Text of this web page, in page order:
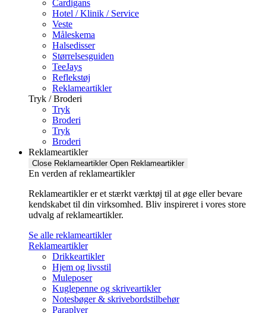
Cardigans
Hotel / Klinik / Service
Veste
Måleskema
Halsedisser
Størrelsesguiden
TeeJays
Reflekstøj
Reklameartikler
Tryk / Broderi
Tryk
Broderi
Tryk
Broderi
Reklameartikler
Close Reklameartikler Open Reklameartikler
En verden af reklameartikler ​
Reklameartikler er et stærkt værktøj til at øge eller bevare
kendskabet til din virksomhed. Bliv inspireret i vores store
udvalg af reklameartikler.
Se alle reklameartikler
Reklameartikler
Drikkeartikler
Hjem og livsstil
Muleposer
Kuglepenne og skriveartikler
Notesbøger & skrivebordstilbehør
Paraplyer